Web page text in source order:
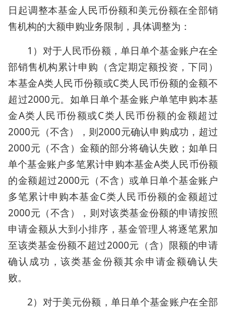
日起调整本基金人民币份额和美元份额在全部销
售机构的大额申购业务限制，具体调整为：
1）对于人民币份额，单日单个基金账户在全
部销售机构累计申购（含定期定额投资，下同）
本基金A类人民币份额或C类人民币份额的金额不
超过2000元。如单日单个基金账户单笔申购本基
金A类人民币份额或C类人民币份额的金额超过
2000元（不含），则2000元确认申购成功，超过
2000元（不含）金额的部分将确认失败；如单日
单个基金账户多笔累计申购本基金A类人民币份额
的金额超过2000元（不含）或单日单个基金账户
多笔累计申购本基金C类人民币份额的金额超过
2000元（不含），则对该类基金份额的申请按照
申请金额从大到小排序，基金管理人将逐笔累加
至该类基金份额不超过2000元（含）限额的申请
确认成功，该类基金份额其余申请金额确认失
败。
2）对于美元份额，单日单个基金账户在全部